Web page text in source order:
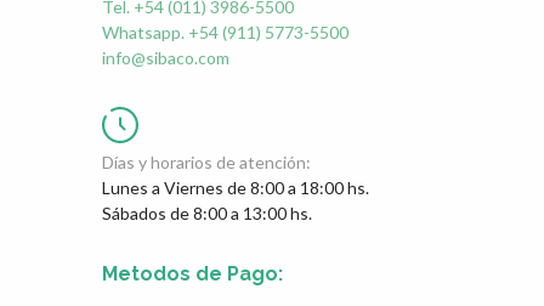
Tel. +54 (011) 3986-5500
Whatsapp. +54 (911) 5773-5500
info@sibaco.com
Días y horarios de atención:
Lunes a Viernes de 8:00 a 18:00 hs.
Sábados de 8:00 a 13:00 hs.
Metodos de Pago: